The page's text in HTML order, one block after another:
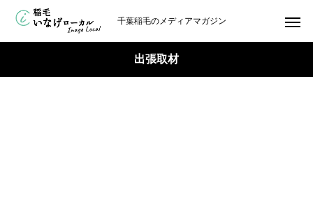
千葉稲毛のメディアマガジン
出張取材